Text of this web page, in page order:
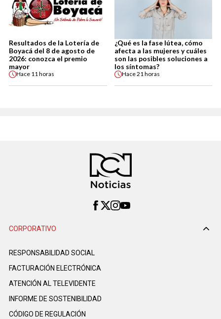
Resultados de la Lotería de
Boyacá del 8 de agosto de
2026: conozca el premio
mayor
Hace 11 horas
¿Qué es la fase lútea, cómo
afecta a las mujeres y cuáles
son las posibles soluciones a
los síntomas?
Hace21 horas
CORPORATIVO
RESPONSABILIDAD SOCIAL
FACTURACIÓN ELECTRÓNICA
ATENCIÓN AL TELEVIDENTE
INFORME DE SOSTENIBILIDAD
CÓDIGO DE REGULACIÓN